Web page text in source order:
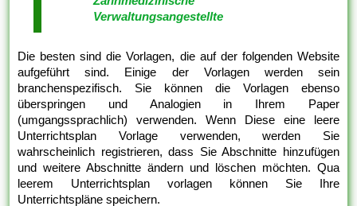
Verwaltungsangestellte
Die besten sind die Vorlagen, die auf der folgenden Website
aufgeführt sind. Einige der Vorlagen werden sein
branchenspezifisch. Sie können die Vorlagen ebenso
überspringen und Analogien in Ihrem Paper
(umgangssprachlich) verwenden. Wenn Diese eine leere
Unterrichtsplan Vorlage verwenden, werden Sie
wahrscheinlich registrieren, dass Sie Abschnitte hinzufügen
und weitere Abschnitte ändern und löschen möchten. Qua
leerem Unterrichtsplan vorlagen können Sie Ihre
Unterrichtspläne speichern.